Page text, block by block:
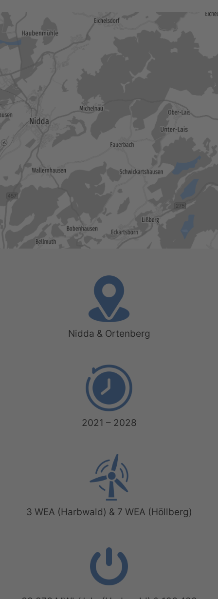
Nidda & Ortenberg
2021 – 2028
3 WEA (Harbwald) & 7 WEA (Höllberg)